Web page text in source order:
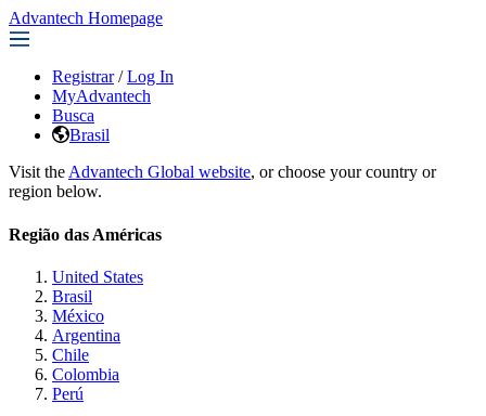
Advantech Homepage
Registrar / Log In
MyAdvantech
Busca
Brasil
Visit the Advantech Global website, or choose your country or
region below.
Região das Américas
United States
Brasil
México
Argentina
Chile
Colombia
Perú